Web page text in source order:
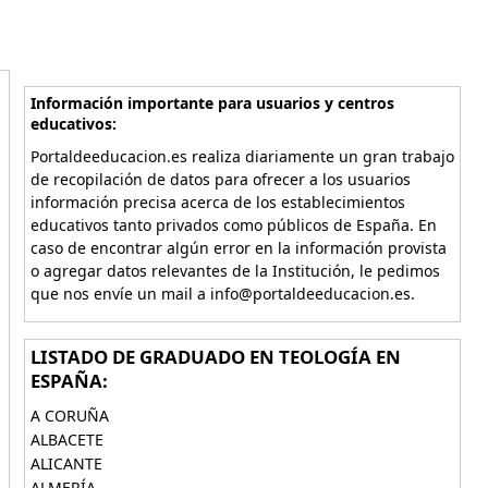
Información importante para usuarios y centros
educativos:
Portaldeeducacion.es realiza diariamente un gran trabajo
de recopilación de datos para ofrecer a los usuarios
información precisa acerca de los establecimientos
educativos tanto privados como públicos de España. En
caso de encontrar algún error en la información provista
o agregar datos relevantes de la Institución, le pedimos
que nos envíe un mail a info@portaldeeducacion.es.
LISTADO DE GRADUADO EN TEOLOGÍA EN
ESPAÑA:
A CORUÑA
ALBACETE
ALICANTE